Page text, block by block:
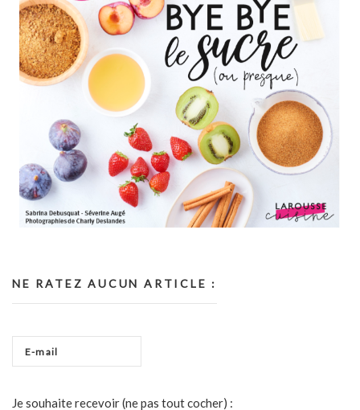
NE RATEZ AUCUN ARTICLE :
Je souhaite recevoir (ne pas tout cocher) :